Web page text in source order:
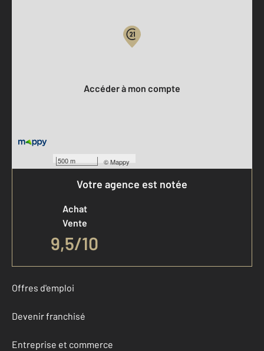
500 m ©Mappy
Accéder à mon compte
Votre agence est notée
Achat
Vente
9,5/10
Offres d'emploi
Devenir franchisé
Entreprise et commerce